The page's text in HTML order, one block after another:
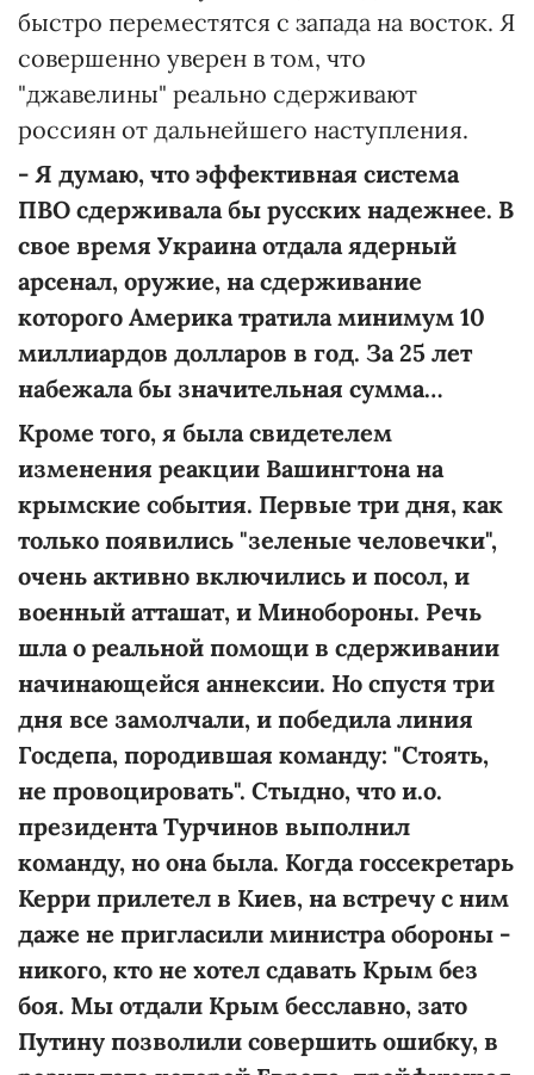
быстро переместятся с запада на восток. Я
совершенно уверен в том, что
"джавелины" реально сдерживают
россиян от дальнейшего наступления.
- Я думаю, что эффективная система
ПВО сдерживала бы русских надежнее. В
свое время Украина отдала ядерный
арсенал, оружие, на сдерживание
которого Америка тратила минимум 10
миллиардов долларов в год. За 25 лет
набежала бы значительная сумма…
Кроме того, я была свидетелем
изменения реакции Вашингтона на
крымские события. Первые три дня, как
только появились "зеленые человечки",
очень активно включились и посол, и
военный атташат, и Минобороны. Речь
шла о реальной помощи в сдерживании
начинающейся аннексии. Но спустя три
дня все замолчали, и победила линия
Госдепа, породившая команду: "Стоять,
не провоцировать". Стыдно, что и.о.
президента Турчинов выполнил
команду, но она была. Когда госсекретарь
Керри прилетел в Киев, на встречу с ним
даже не пригласили министра обороны -
никого, кто не хотел сдавать Крым без
боя. Мы отдали Крым бесславно, зато
Путину позволили совершить ошибку, в